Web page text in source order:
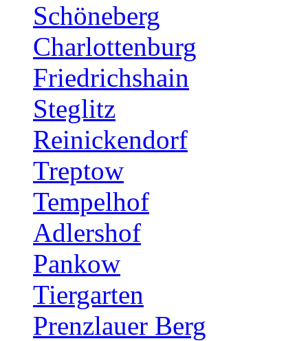
Schöneberg
Charlottenburg
Friedrichshain
Steglitz
Reinickendorf
Treptow
Tempelhof
Adlershof
Pankow
Tiergarten
Prenzlauer Berg